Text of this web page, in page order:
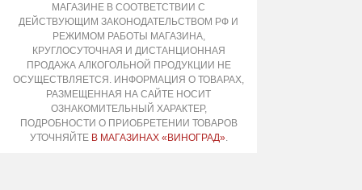
МАГАЗИНЕ В СООТВЕТСТВИИ С
ДЕЙСТВУЮЩИМ ЗАКОНОДАТЕЛЬСТВОМ РФ И
РЕЖИМОМ РАБОТЫ МАГАЗИНА,
КРУГЛОСУТОЧНАЯ И ДИСТАНЦИОННАЯ
ПРОДАЖА АЛКОГОЛЬНОЙ ПРОДУКЦИИ НЕ
ОСУЩЕСТВЛЯЕТСЯ. ИНФОРМАЦИЯ О ТОВАРАХ,
РАЗМЕЩЕННАЯ НА САЙТЕ НОСИТ
ОЗНАКОМИТЕЛЬНЫЙ ХАРАКТЕР,
ПОДРОБНОСТИ О ПРИОБРЕТЕНИИ ТОВАРОВ
УТОЧНЯЙТЕ В МАГАЗИНАХ «ВИНОГРАД».